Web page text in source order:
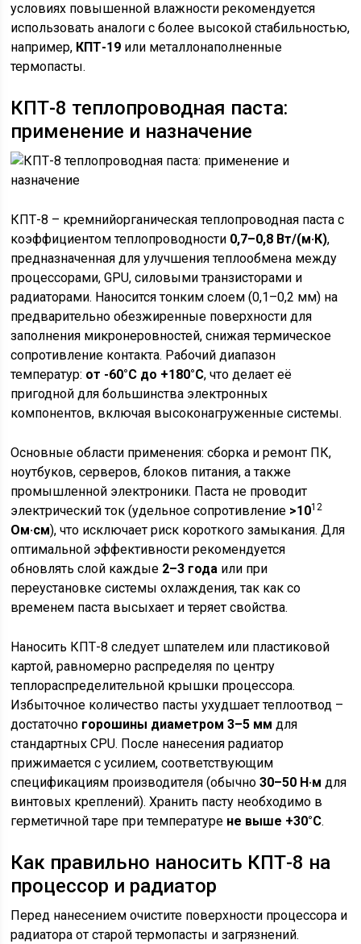
условиях повышенной влажности рекомендуется
использовать аналоги с более высокой стабильностью,
например, КПТ-19 или металлонаполненные
термопасты.
КПТ-8 теплопроводная паста:
применение и назначение
КПТ-8 – кремнийорганическая теплопроводная паста с
коэффициентом теплопроводности 0,7–0,8 Вт/(м·К),
предназначенная для улучшения теплообмена между
процессорами, GPU, силовыми транзисторами и
радиаторами. Наносится тонким слоем (0,1–0,2 мм) на
предварительно обезжиренные поверхности для
заполнения микронеровностей, снижая термическое
сопротивление контакта. Рабочий диапазон
температур: от -60°C до +180°C, что делает её
пригодной для большинства электронных
компонентов, включая высоконагруженные системы.
Основные области применения: сборка и ремонт ПК,
ноутбуков, серверов, блоков питания, а также
промышленной электроники. Паста не проводит
электрический ток (удельное сопротивление >1012
Ом·см), что исключает риск короткого замыкания. Для
оптимальной эффективности рекомендуется
обновлять слой каждые 2–3 года или при
переустановке системы охлаждения, так как со
временем паста высыхает и теряет свойства.
Наносить КПТ-8 следует шпателем или пластиковой
картой, равномерно распределяя по центру
теплораспределительной крышки процессора.
Избыточное количество пасты ухудшает теплоотвод –
достаточно горошины диаметром 3–5 мм для
стандартных CPU. После нанесения радиатор
прижимается с усилием, соответствующим
спецификациям производителя (обычно30–50 Н·м для
винтовых креплений). Хранить пасту необходимо в
герметичной таре при температуре не выше +30°C.
Как правильно наносить КПТ-8 на
процессор и радиатор
Перед нанесением очистите поверхности процессора и
радиатора от старой термопасты и загрязнений.